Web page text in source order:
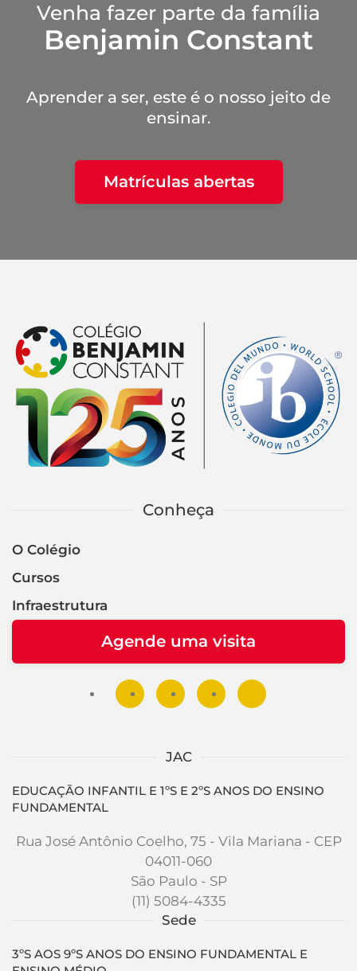
Venha fazer parte da família
Benjamin Constant
Aprender a ser, este é o nosso jeito de
ensinar.
Matrículas abertas
Conheça
O Colégio
Cursos
Infraestrutura
Agende uma visita
JAC
EDUCAÇÃO INFANTIL E 1ºS E 2ºS ANOS DO ENSINO
FUNDAMENTAL
Rua José Antônio Coelho, 75 - Vila Mariana - CEP
04011-060
São Paulo - SP
(11) 5084-4335
Sede
3ºS AOS 9ºS ANOS DO ENSINO FUNDAMENTAL E